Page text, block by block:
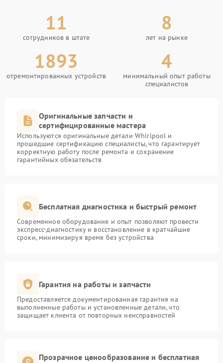
11
сотрудников в штате
8
лет на рынке
1893
отремонтированных устройств
4
минимальный опыт работы
специалистов
Оригинальные запчасти и
сертифицированные мастера
Используются оригинальные детали Whirlpool и
прошедшие сертификацию специалисты, что гарантирует
корректную работу после ремонта и сохранение
гарантийных обязательств
Бесплатная диагностика и быстрый ремонт
Современное оборудование и опыт позволяют провести
экспресс-диагностику и восстановление в кратчайшие
сроки, минимизируя время без устройства
Гарантия на работы и запчасти
Предоставляется документированная гарантия на
выполненные работы и установленные детали, что
защищает клиента от повторных неисправностей
Прозрачное ценообразование и бесплатная